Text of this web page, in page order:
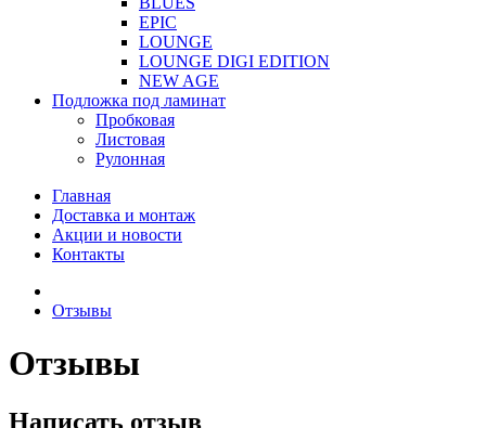
EPIC
LOUNGE
LOUNGE DIGI EDITION
NEW AGE
Подложка под ламинат
Пробковая
Листовая
Рулонная
Главная
Доставка и монтаж
Акции и новости
Контакты
Отзывы
Отзывы
Написать отзыв